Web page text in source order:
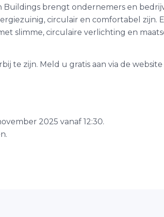
Buildings brengt ondernemers en
circulair en comfortabel zijn.
slimme, circulaire verlichting en
te zijn. Meld u gratis aan via de
2025 vanaf 12:30.